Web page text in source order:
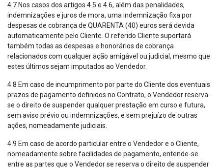
4.7 Nos casos dos artigos 4.5 e 4.6, além das penalidades,
indemnizações e juros de mora, uma indemnização fixa por
despesas de cobrança de QUARENTA (40) euros será devida
automaticamente pelo Cliente. O referido Cliente suportará
também todas as despesas e honorários de cobrança
relacionados com qualquer ação amigável ou judicial, mesmo que
estes últimos sejam imputados ao Vendedor.
4.8 Em caso de incumprimento por parte do Cliente dos eventuais
prazos de pagamento definidos no Contrato, o Vendedor reserva-
se o direito de suspender qualquer prestação em curso e futura,
sem aviso prévio ou indemnizações, e sem prejuízo de outras
ações, nomeadamente judiciais.
4.9 Em caso de acordo particular entre o Vendedor e o Cliente,
nomeadamente sobre facilidades de pagamento, entende-se
entre as partes que o Vendedor se reserva o direito de suspender